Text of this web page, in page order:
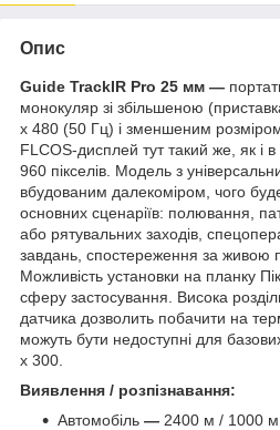
Опис
Guide TrackIR Pro 25 мм —
монокуляр зі збільшеною
х 480 (50 Гц) і зменшеним
FLCOS-дисплей тут такий же, як
960 пікселів. Модель з
вбудованим далекоміром, чого
основних сценаріїв: полювання,
або рятувальних заходів,
завдань, спостереження за живою
Можливість установки на планку
сферу застосування. Висока
датчика дозволить побачити на
можуть бути недоступні для
х 300.
Виявлення / розпізнавання:
Автомобіль — 2400 м / 1000 м